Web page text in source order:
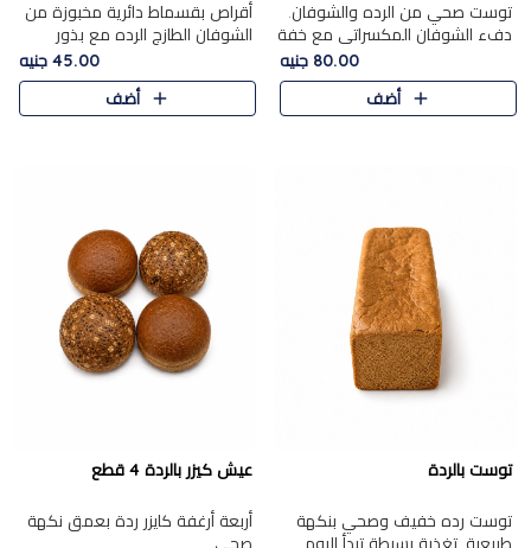
توست صحي من الرده والشوفان.
دفء الشوفان المكسراتي مع خفة
80.00 جنيه
أضف
أقراص بقسماط دائرية مخبوزة من
الشوفان الطازج الرده مع بذور
مختارة. قرمشة الحبوب والبذور،
بداية صحية لكل صباح.
45.00 جنيه
أضف
توست بالردة
توست رده خفيف وصحي بنكهة
طبيعية. تغذية بسيطة تبدأ اليوم
عيش كيزر بالردة 4 قطع
أربعة أرغفة كايزر ردة بعمق نكهة
صحي.